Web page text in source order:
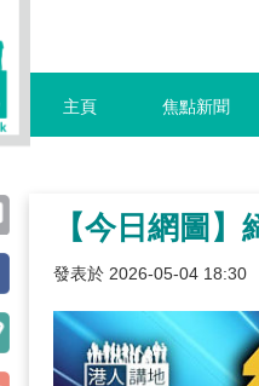
主頁 焦點新聞
【今日網圖】
發表於 2026-05-04 18:30